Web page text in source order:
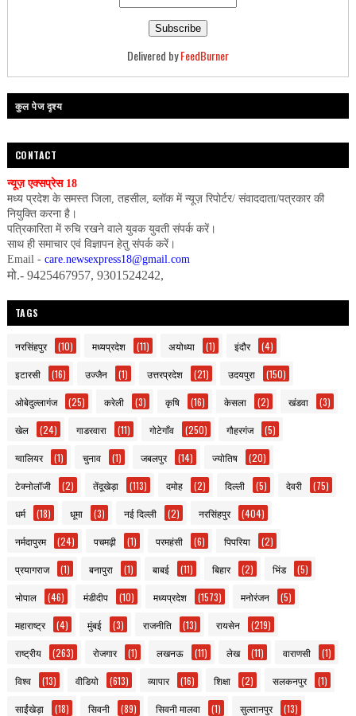
Delivered byFeedBurner
कुल पेज दृश्य
CONTACT
न्यूज़ एक्सप्रेस 18
मध्य प्रदेश के समस्त जिला, तहसील, ब्लॉक में न्यूज़ रिपोर्टर/ संवाददाता/पत्रकार की
नियुक्ति करना है।
पत्रिकारिता में रुचि रखने वाले युवक युवती संपर्क करें।
साथ ही समाचार एवं विज्ञापन हेतु संपर्क करें।
Email - care.newsexpress18@gmail.com
मो.- 9425467957, 9301524242,
TAGS
नरसिंहपुर (10) मध्यप्रदेश (11) अयोध्या (1) इंदौर (4)
इटारसी (16) उज्जैन (1) उत्तरप्रदेश (21) उदयपुरा (150)
ओबेदुल्लागंज (25) करेली (3) कृषि (16) केसला (2) खंडवा (3)
खेल (24) गाडरवारा (11) गोटेगाँव (250) गौहरगंज (5)
ग्वालियर (1) चुनाव (1) जबलपुर (14) ज्योतिष (20)
टेक्नोलॉजी (2) तेंदूखेड़ा (113) दमोह (2) दिल्ली (5) देवरी (75)
धर्म (18) धूमा (3) नई दिल्ली (2) नरसिंहपुर (404)
नर्मदापुरम (24) पचमढ़ी (1) परमहंसी (6) पिपरिया (2)
प्रयागराज (1) बनापुरा (1) बाबई (11) बिहार (2) भिंड (5)
भोपाल (46) मंडीदीप (10) मध्यप्रदेश (1573) मनोरंजन (5)
महाराष्ट्र (4) मुंबई (3) राजनीति (13) रायसेन (219)
राष्ट्रीय (263) रोजगार (1) लखनऊ (11) लेख (11) वाराणसी (1)
विश्व (13) वीडियो (613) व्यापार (16) शिक्षा (2) सलकनपुर (1)
साईंखेड़ा (18) सिवनी (89) सिवनी मालवा (1) सुल्तानपुर (13)